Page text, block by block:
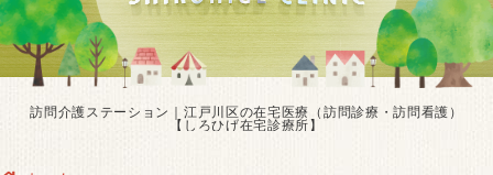
訪問介護ステーション｜江戸川区の在宅医療（訪問診療・訪問看護）
【しろひげ在宅診療所】